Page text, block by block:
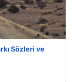
Sözleri ve